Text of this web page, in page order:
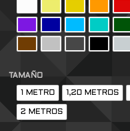
TAMAÑO
1 METRO 1,20 METROS
2 METROS